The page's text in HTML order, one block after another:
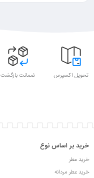
تحویل اکسپرس ضمانت بازگشت
خرید بر اساس نوع
خرید عطر
خرید عطر مردانه